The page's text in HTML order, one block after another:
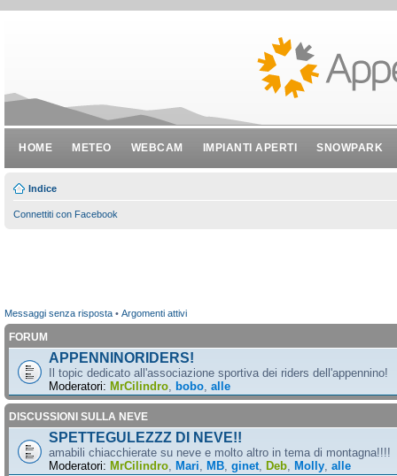
HOME METEO WEBCAM IMPIANTI APERTI SNOWPARK
Indice
Connettiti con Facebook
Messaggi senza risposta • Argomenti attivi
FORUM
APPENNINORIDERS!
Il topic dedicato all'associazione sportiva dei riders dell'appennino!
Moderatori: MrCilindro bobo alle
DISCUSSIONI SULLA NEVE
SPETTEGULEZZZ DI NEVE!!
amabili chiacchierate su neve e molto altro in tema di montagna!!!!
Moderatori: MrCilindro Mari MB ginet Deb Molly alle